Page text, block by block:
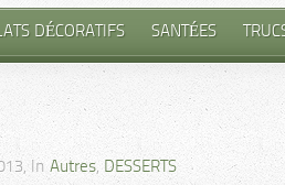
DÉCORATIFS SANTÉES
In Autres, DESSERTS